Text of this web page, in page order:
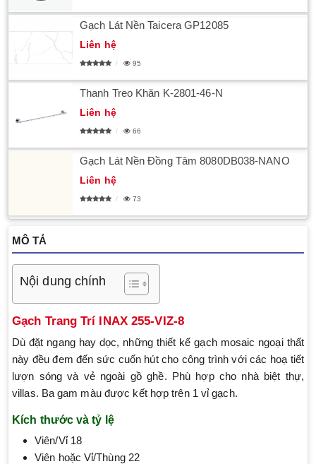
Gạch Lát Nền Taicera GP12085
Liên hệ
95
Thanh Treo Khăn K-2801-46-N
Liên hệ
66
Gạch Lát Nền Đồng Tâm 8080DB038-NANO
Liên hệ
73
MÔ TẢ
Nội dung chính
Gạch Trang Trí INAX 255-VIZ-8
Dù đặt ngang hay dọc, những thiết kế gạch mosaic ngoại thất
này đều đem đến sức cuốn hút cho công trình với các hoạ tiết
lượn sóng và vẻ ngoài gồ ghề. Phù hợp cho nhà biệt thự,
villas. Ba gam màu được kết hợp trên 1 vỉ gạch.
Kích thước và tỷ lệ
Viên/Vỉ 18
Viên hoặc Vỉ/Thùng 22